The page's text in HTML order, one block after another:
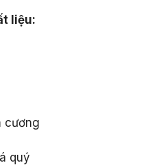
liệu:
cương
quý